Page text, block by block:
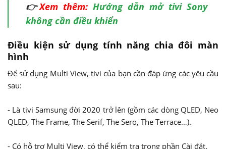
👉Xem thêm: Hướng dẫn mở tivi Sony
không cần điều khiển
Điều kiện sử dụng tính năng chia đôi màn
hình
Để sử dụng Multi View, tivi của bạn cần đáp ứng các yêu cầu
sau:
- Là tivi Samsung đời 2020 trở lên (gồm các dòng QLED, Neo
QLED, The Frame, The Serif, The Sero, The Terrace…).
- Có hỗ trợ Multi View, có thể kiểm tra trong phần Cài đặt.